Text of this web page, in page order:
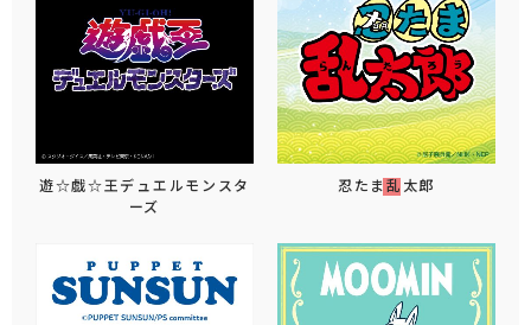
遊☆戯☆王デュエルモンスタ
ーズ
忍たま乱太郎